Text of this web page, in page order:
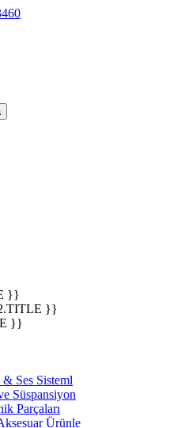
}}
}}
}}
Ses Sisteml
Süspansiyon
Parçaları
Ürünle